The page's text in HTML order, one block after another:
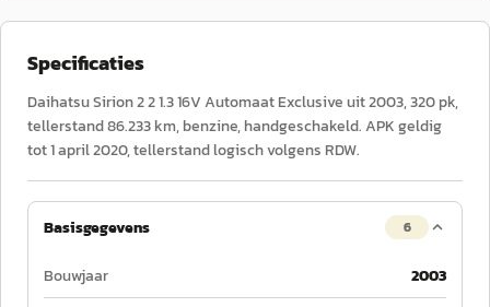
Specificaties
Daihatsu Sirion 2 2 1.3 16V Automaat Exclusive uit 2003, 320 pk,
tellerstand 86.233 km, benzine, handgeschakeld. APK geldig
tot 1 april 2020, tellerstand logisch volgens RDW.
Basisgegevens 6
Bouwjaar
2003